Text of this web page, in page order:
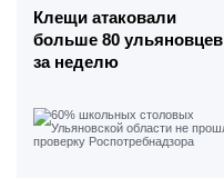
Клещи атаковали
больше 80 ульяновцев
за неделю